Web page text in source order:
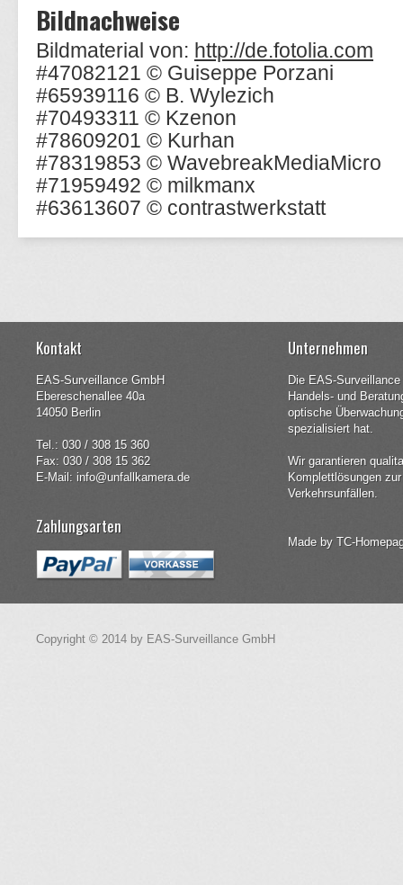
Bildnachweise
Bildmaterial von: http://de.fotolia.com
#47082121 © Guiseppe Porzani
#65939116 © B. Wylezich
#70493311 © Kzenon
#78609201 © Kurhan
#78319853 © WavebreakMediaMicro
#71959492 © milkmanx
#63613607 © contrastwerkstatt
Kontakt
EAS-Surveillance GmbH
Ebereschenallee 40a
14050 Berlin
Tel.: 030 / 308 15 360
Fax: 030 / 308 15 362
E-Mail: info@unfallkamera.de
Zahlungsarten
Unternehmen
Die EAS-
Handels- und
optische
spezialisiert hat.
Wir garantieren
Komplettlösungen
Verkehrsunfällen.
Made by TC-
Copyright © 2014 by EAS-Surveillance GmbH